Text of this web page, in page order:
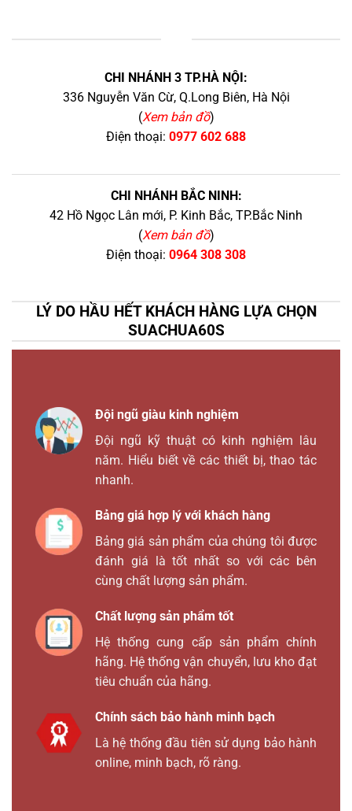
CHI NHÁNH 3 TP.HÀ NỘI:
336 Nguyễn Văn Cừ, Q.Long Biên, Hà Nội
(Xem bản đồ)
Điện thoại: 0977 602 688
CHI NHÁNH BẮC NINH:
42 Hồ Ngọc Lân mới, P. Kinh Bắc, TP.Bắc Ninh
(Xem bản đồ)
Điện thoại: 0964 308 308
LÝ DO HẦU HẾT KHÁCH HÀNG LỰA CHỌN
SUACHUA60S
Đội ngũ giàu kinh nghiệm
Đội ngũ kỹ thuật có kinh nghiệm lâu
năm. Hiểu biết về các thiết bị, thao tác
nhanh.
Bảng giá hợp lý với khách hàng
Bảng giá sản phẩm của chúng tôi được
đánh giá là tốt nhất so với các bên
cùng chất lượng sản phẩm.
Chất lượng sản phẩm tốt
Hệ thống cung cấp sản phẩm chính
hãng. Hệ thống vận chuyển, lưu kho đạt
tiêu chuẩn của hãng.
Chính sách bảo hành minh bạch
Là hệ thống đầu tiên sử dụng bảo hành
online, minh bạch, rõ ràng.